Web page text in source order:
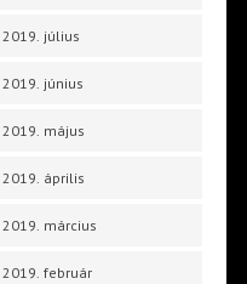
2019. július
2019. június
2019. május
2019. április
2019. március
2019. február